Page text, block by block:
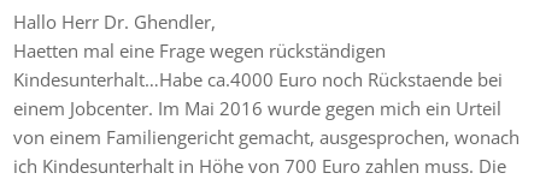
Hallo Herr Dr. Ghendler,
Haetten mal eine Frage wegen rückständigen
Kindesunterhalt…Habe ca.4000 Euro noch Rückstaende bei
einem Jobcenter. Im Mai 2016 wurde gegen mich ein Urteil
von einem Familiengericht gemacht, ausgesprochen, wonach
ich Kindesunterhalt in Höhe von 700 Euro zahlen muss. Die